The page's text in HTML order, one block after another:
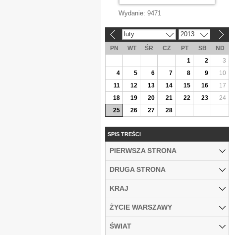
Wydanie: 9471
luty 2013
PN WT ŚR CZ PT SB
ND
1
2
3
4
5 6 7 8 9
10
11
12 13 14 15 16
17
18
19 20 21 22 23
24
25
26 27 28
SPIS TREŚCI
PIERWSZA STRONA
DRUGA STRONA
KRAJ
ŻYCIE WARSZAWY
ŚWIAT